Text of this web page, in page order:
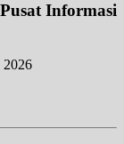
Informasi
2026